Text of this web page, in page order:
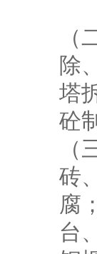
除
塔
砼
砖
腐
台